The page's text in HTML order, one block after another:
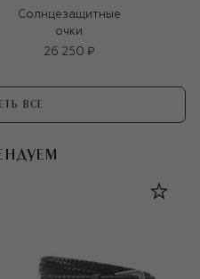
Солнцезащитные
очки
26 250 ₽
ВСЕ